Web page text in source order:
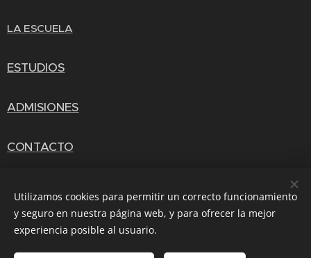
LA ESCUELA
ESTUDIOS
ADMISIONES
CONTACTO
Gracias San Carlo Acutis
Utilizamos cookies para permitir un correcto funcionamiento
y seguro en nuestra página web, y para ofrecer la mejor
experiencia posible al usuario.